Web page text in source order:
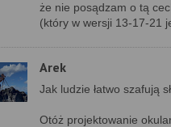
że nie posądzam o tą
(który w wersji 13-17-21
Arek
Jak ludzie łatwo szafują
Otóż projektowanie